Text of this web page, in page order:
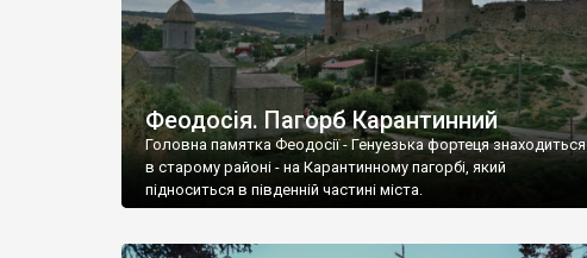
Феодосія. Пагорб Карантинний
Головна памятка Феодосії - Генуезька фортеця знаходиться
в старому районі - на Карантинному пагорбі, який
підноситься в південній частині міста.